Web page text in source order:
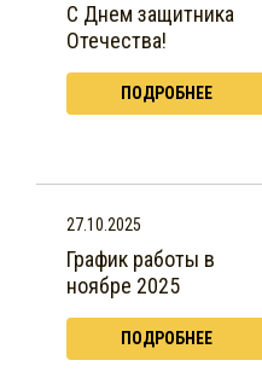
C Днем защитника
Отечества!
ПОДРОБНЕЕ
27.10.2025
График работы в
ноябре 2025
ПОДРОБНЕЕ